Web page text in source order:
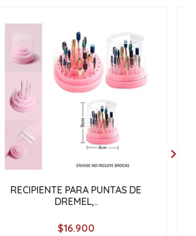
RECIPIENTE PARA PUNTAS DE
DREMEL,..
$16.900